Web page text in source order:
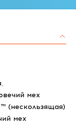
,
мех
(нескользящая)
мех